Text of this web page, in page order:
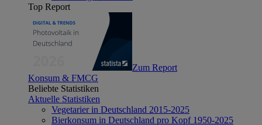
Top Report
Zum Report
Konsum & FMCG
Beliebte Statistiken
Aktuelle Statistiken
Vegetarier in Deutschland 2015-2025
Bierkonsum in Deutschland pro Kopf 1950-2025